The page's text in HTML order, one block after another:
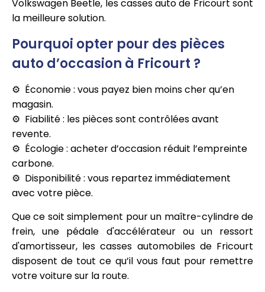
Volkswagen Beetle, les casses auto de Fricourt sont
la meilleure solution.
Pourquoi opter pour des pièces
auto d’occasion à Fricourt ?
Économie : vous payez bien moins cher qu’en
magasin.
Fiabilité : les pièces sont contrôlées avant
revente.
Écologie : acheter d’occasion réduit l’empreinte
carbone.
Disponibilité : vous repartez immédiatement
avec votre pièce.
Que ce soit simplement pour un maître-cylindre de
frein, une pédale d'accélérateur ou un ressort
d'amortisseur, les casses automobiles de Fricourt
disposent de tout ce qu’il vous faut pour remettre
votre voiture sur la route.